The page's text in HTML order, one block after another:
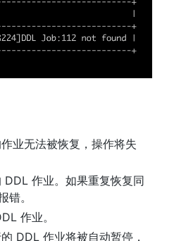
业无法被恢复，操作将失
DDL 作业。如果重复恢复同
错。
作业。
DDL 作业将被自动暂停，